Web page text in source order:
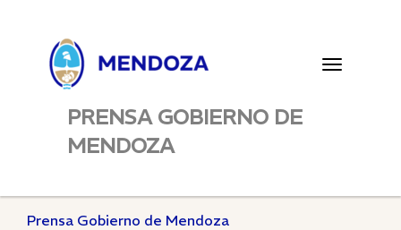
Toggle
PRENSA GOBIERNO DE
MENDOZA
Prensa Gobierno de Mendoza